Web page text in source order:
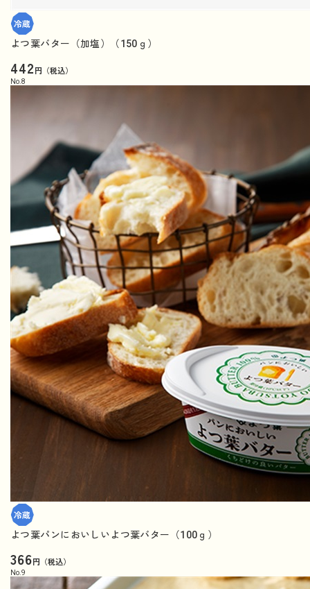
よつ葉バター（加塩）（150ｇ）
442円（税込）
No. 8
よつ葉パンにおいしいよつ葉バター（100ｇ）
366円（税込）
No. 9